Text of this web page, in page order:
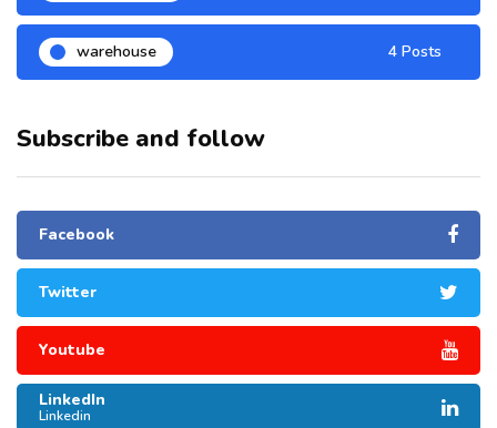
warehouse 4 Posts
Subscribe and follow
Facebook
Twitter
Youtube
LinkedIn
Linkedin